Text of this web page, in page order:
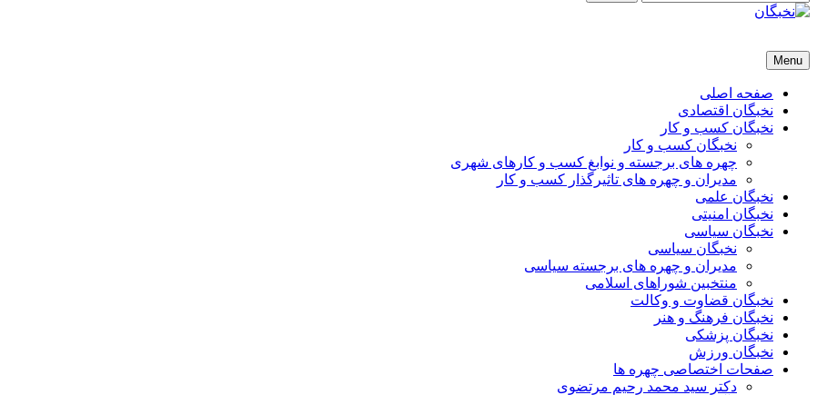
نخبگان تایمز/ کتاب نخبگان + پورتال رسمی کتاب نخبگان ایران – کتاب نخبگان اقتصادی ایران – کتاب نخبگان قرن 15 – کتاب نخبگان ورزش ایران – کتاب نخبگان کسب و کار ایران – کتاب نخبگان ایران
Menu
صفحه اصلی
نخبگان اقتصادی
نخبگان کسب و کار
نخبگان کسب و کار
چهره های برجسته و نوابغ کسب و کارهای شهری
مدیران و چهره های تاثیرگذار کسب و کار
نخبگان علمی
نخبگان امنیتی
نخبگان سیاسی
نخبگان سیاسی
مدیران و چهره های برجسته سیاسی
منتخبین شوراهای اسلامی
نخبگان قضاوت و وکالت
نخبگان فرهنگ و هنر
نخبگان پزشکی
نخبگان ورزش
صفحات اختصاصی چهره ها
دکتر سید محمد رحیم مرتضوی